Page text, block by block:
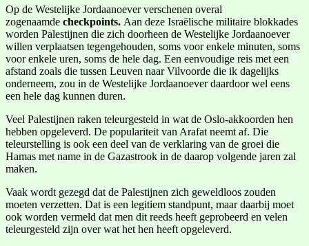
Op de Westelijke Jordaanoever verschenen overal
zogenaamde checkpoints. Aan deze Israëlische militaire blokkades
worden Palestijnen die zich doorheen de Westelijke Jordaanoever
willen verplaatsen tegengehouden, soms voor enkele minuten, soms
voor enkele uren, soms de hele dag. Een eenvoudige reis met een
afstand zoals die tussen Leuven naar Vilvoorde die ik dagelijks
onderneem, zou in de Westelijke Jordaanoever daardoor wel eens
een hele dag kunnen duren.
Veel Palestijnen raken teleurgesteld in wat de Oslo-akkoorden hen
hebben opgeleverd. De populariteit van Arafat neemt af. Die
teleurstelling is ook een deel van de verklaring van de groei die
Hamas met name in de Gazastrook in de daarop volgende jaren zal
maken.
Vaak wordt gezegd dat de Palestijnen zich geweldloos zouden
moeten verzetten. Dat is een legitiem standpunt, maar daarbij moet
ook worden vermeld dat men dit reeds heeft geprobeerd en velen
teleurgesteld zijn over wat het hen heeft opgeleverd.